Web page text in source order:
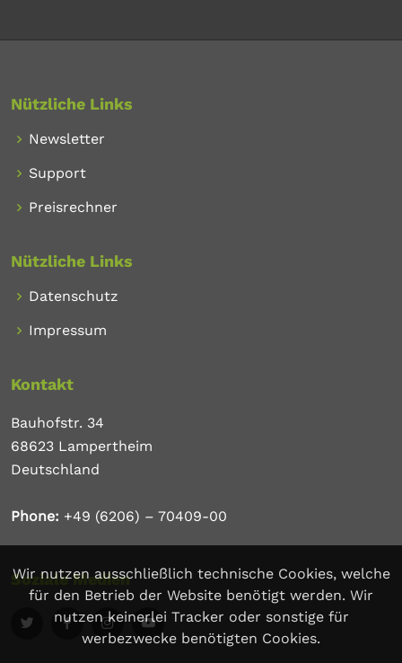
Wir nutzen ausschließlich technische Cookies, welche
für den Betrieb der Website benötigt werden. Wir
nutzen keinerlei Tracker oder sonstige für
werbezwecke benötigten Cookies.
Nützliche Links
Newsletter
Support
Preisrechner
Nützliche Links
Datenschutz
Impressum
Kontakt
Bauhofstr. 34
68623 Lampertheim
Deutschland
Phone: +49 (6206) – 70409-00
Soziale Medien